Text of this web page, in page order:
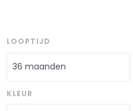
LOOPTIJD
36 maanden
KLEUR